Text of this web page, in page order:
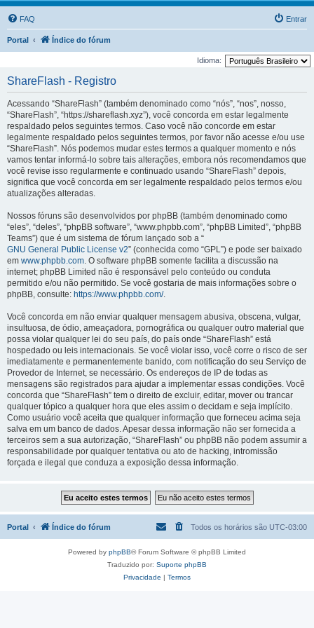
FAQ Entrar
Portal Índice do fórum
Idioma:
ShareFlash - Registro
Acessando “ShareFlash” (também denominado como “nós”, “nos”, nosso,
“ShareFlash”, “https://shareflash.xyz”), você concorda em estar legalmente
respaldado pelos seguintes termos. Caso você não concorde em estar
legalmente respaldado pelos seguintes termos, por favor não acesse e/ou use
“ShareFlash”. Nós podemos mudar estes termos a qualquer momento e nós
vamos tentar informá-lo sobre tais alterações, embora nós recomendamos que
você revise isso regularmente e continuado usando “ShareFlash” depois,
significa que você concorda em ser legalmente respaldado pelos termos e/ou
atualizações alteradas.
Nossos fóruns são desenvolvidos por phpBB (também denominado como
“eles”, “deles”, “phpBB software”, “www.phpbb.com”, “phpBB Limited”, “phpBB
Teams”) que é um sistema de fórum lançado sob a “
GNU General Public License v2” (conhecida como “GPL”) e pode ser baixado
em www.phpbb.com. O software phpBB somente facilita a discussão na
internet; phpBB Limited não é responsável pelo conteúdo ou conduta
permitido e/ou não permitido. Se você gostaria de mais informações sobre o
phpBB, consulte: https://www.phpbb.com/.
Você concorda em não enviar qualquer mensagem abusiva, obscena, vulgar,
insultuosa, de ódio, ameaçadora, pornográfica ou qualquer outro material que
possa violar qualquer lei do seu país, do país onde “ShareFlash” está
hospedado ou leis internacionais. Se você violar isso, você corre o risco de ser
imediatamente e permanentemente banido, com notificação do seu Serviço de
Provedor de Internet, se necessário. Os endereços de IP de todas as
mensagens são registrados para ajudar a implementar essas condições. Você
concorda que “ShareFlash” tem o direito de excluir, editar, mover ou trancar
qualquer tópico a qualquer hora que eles assim o decidam e seja implícito.
Como usuário você aceita que qualquer informação que forneceu acima seja
salva em um banco de dados. Apesar dessa informação não ser fornecida a
terceiros sem a sua autorização, “ShareFlash” ou phpBB não podem assumir a
responsabilidade por qualquer tentativa ou ato de hacking, intromissão
forçada e ilegal que conduza a exposição dessa informação.
Portal Índice do fórum Todos os horários são UTC-03:00
Powered by phpBB® Forum Software © phpBB Limited
Traduzido por: Suporte phpBB
Privacidade | Termos